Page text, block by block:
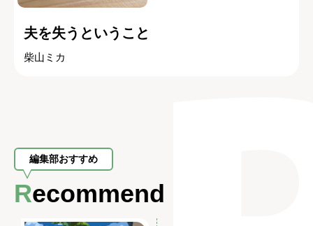
夫を失うということ
柴山ミカ
編集部おすすめ
Recommend